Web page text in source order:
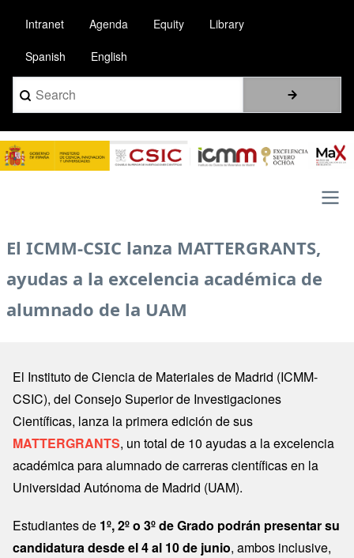
contenido
principal
Intranet Agenda Equity Library
Spanish English
Search
Image
Main
El ICMM-CSIC lanza MATTERGRANTS,
ayudas a la excelencia académica de
alumnado de la UAM
El Instituto de Ciencia de Materiales de Madrid (ICMM-
CSIC), del Consejo Superior de Investigaciones
Científicas, lanza la primera edición de sus
MATTERGRANTS, un total de 10 ayudas a la excelencia
académica para alumnado de carreras científicas en la
Universidad Autónoma de Madrid (UAM).
Estudiantes de 1º, 2º o 3º de Grado podrán presentar su
candidatura desde el 4 al 10 de junio, ambos inclusive,